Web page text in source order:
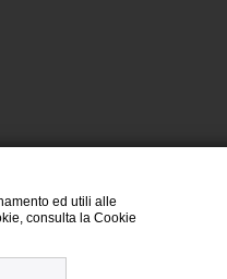
ed utili alle
consulta la Cookie